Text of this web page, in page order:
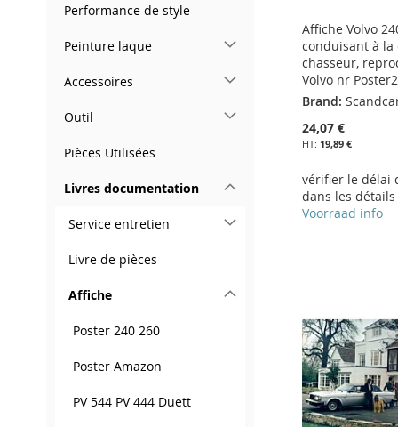
Affiche Volvo
conduisant à la
chasseur,
Volvo nr
Brand:
24,07 €
19,89 €
vérifier le délai
dans les
Voorraad info
MA
LISTE
D’ENVIE
AU
COMPARATEUR
MA
LISTE
D’ENVIE
AU
COMPARATEUR
MA
LISTE
D’ENVIE
AU
COMPARATEUR
MA
LISTE
D’ENVIE
AU
COMPARATEUR
Performance de style
Peinture laque
Accessoires
Outil
Pièces Utilisées
Livres documentation
Service entretien
Livre de pièces
Affiche
Poster 240 260
Poster Amazon
PV 544 PV 444 Duett